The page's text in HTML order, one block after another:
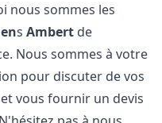
nous sommes les
sAmbert de
Nous sommes à votre
pour discuter de vos
vous fournir un devis